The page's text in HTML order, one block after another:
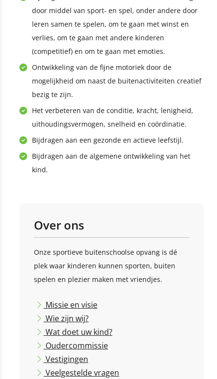
door middel van sport- en spel, onder andere door
leren samen te spelen, om te gaan met winst en
verlies, om te gaan met andere kinderen
(competitief) en om te gaan met emoties.
Ontwikkeling van de fijne motoriek door de
mogelijkheid om naast de buitenactiviteiten creatief
bezig te zijn.
Het verbeteren van de conditie, kracht, lenigheid,
uithoudingsvermogen, snelheid en coördinatie.
Bijdragen aan een gezonde en actieve leefstijl.
Bijdragen aan de algemene ontwikkeling van het
kind.
Over ons
Onze sportieve buitenschoolse opvang is dé
plek waar kinderen kunnen sporten, buiten
spelen en plezier maken met vriendjes.
Missie en visie
Wie zijn wij?
Wat doet uw kind?
Oudercommissie
Vestigingen
Veelgestelde vragen